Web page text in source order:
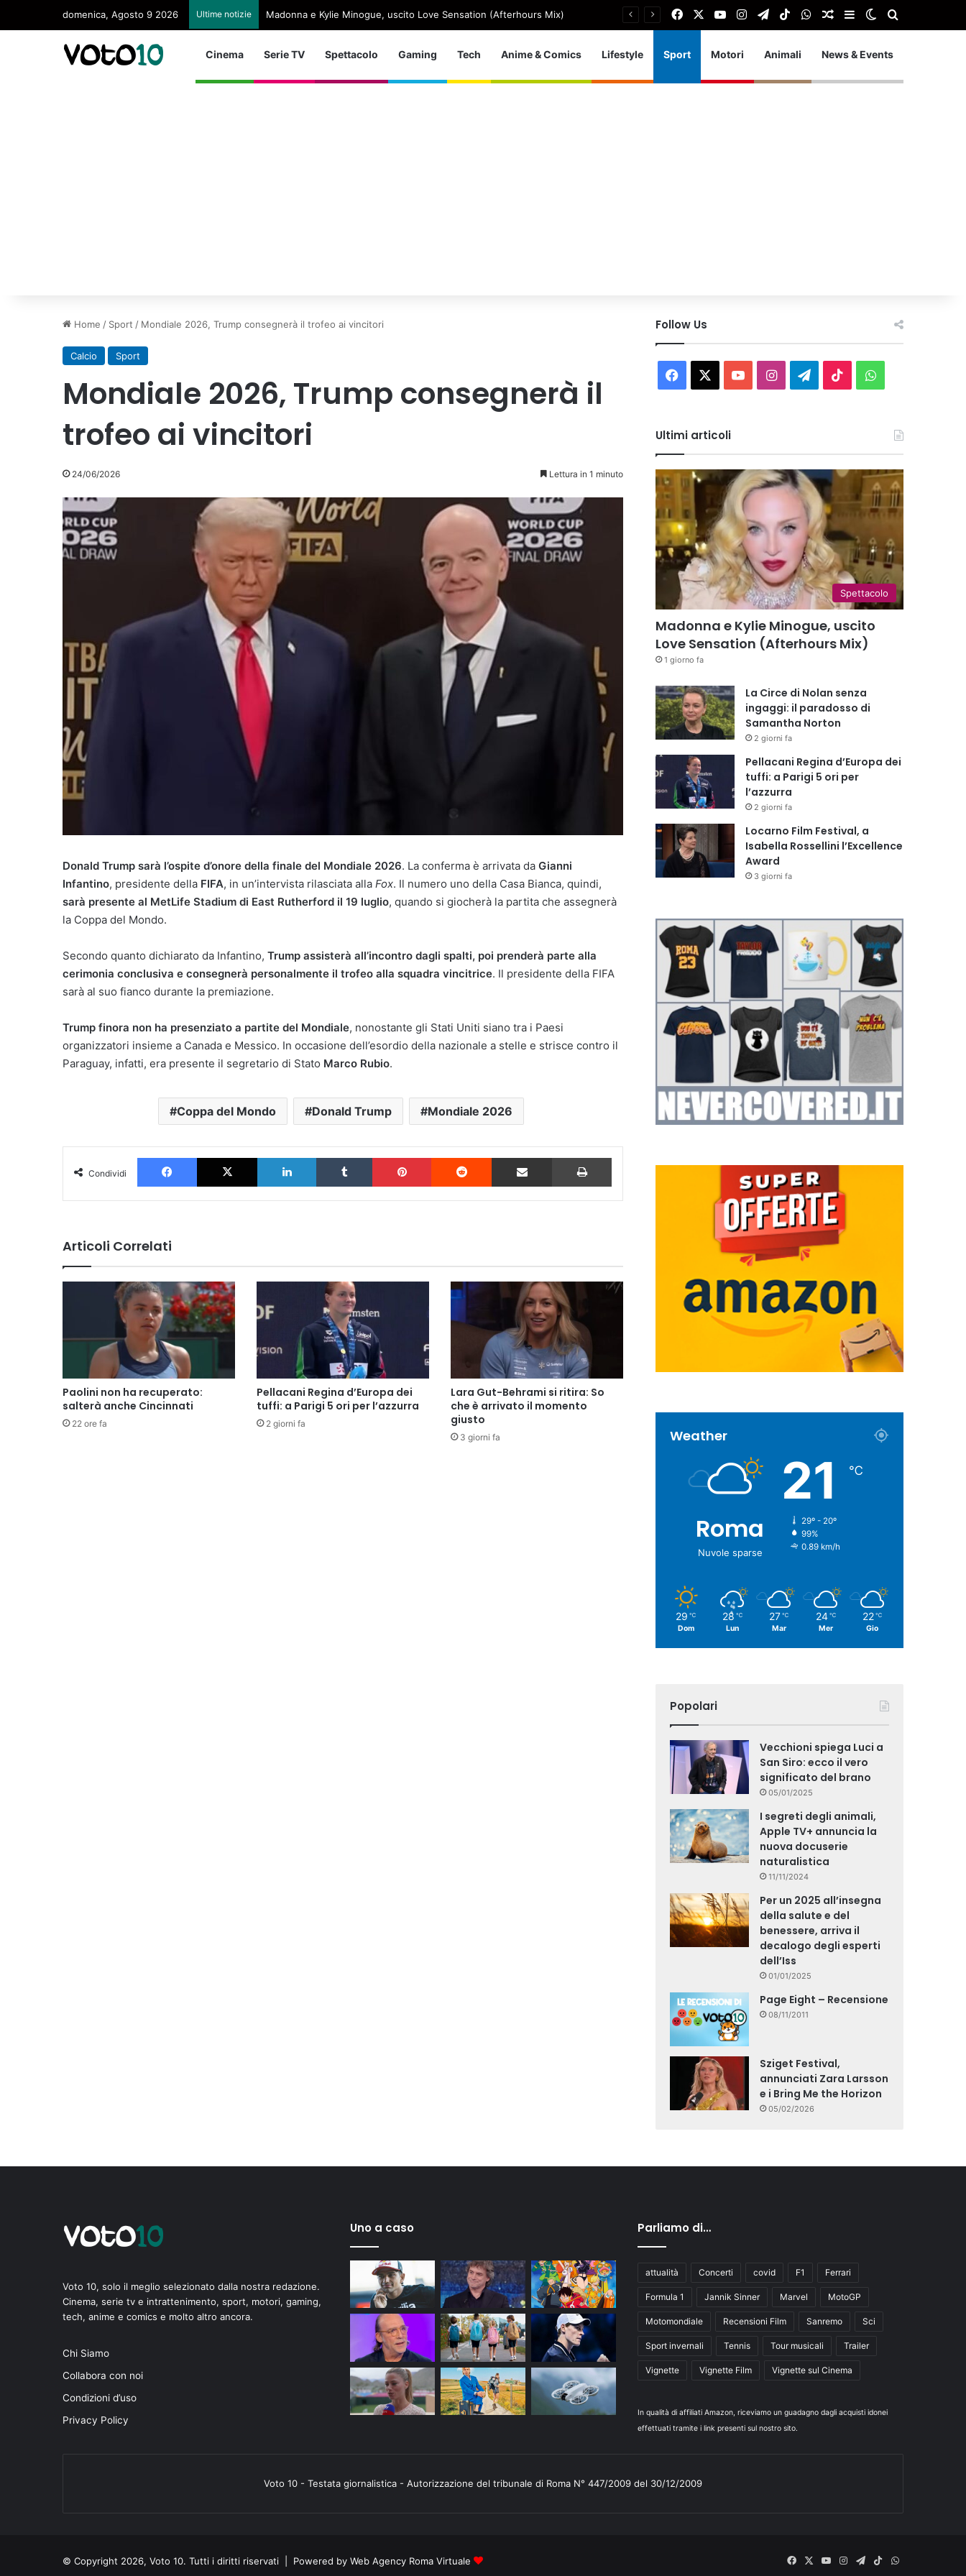
domenica, Agosto 9 2026 Ultime notizie Madonna e Kylie Minogue, uscito Love Sensation (Afterhours Mix) FacebookYou TubeInstagram
TelegramTikTokWhatsApp
Articolo Random
Barra laterale
Cambia aspetto
Cinema Serie TV Spettacolo Gaming Tech Anime & Comics Lifestyle Sport Motori Animali News & Events
Home / Sport / Mondiale 2026, Trump consegnerà il trofeo ai vincitori
Calcio Sport
Mondiale 2026, Trump consegnerà il
trofeo ai vincitori
24/06/2026 Lettura in 1 minuto
Donald Trump sarà l’ospite d’onore della finale del Mondiale 2026. La conferma è arrivata da Gianni
Infantino, presidente della FIFA, in un’intervista rilasciata alla Fox. Il numero uno della Casa Bianca, quindi,
sarà presente al MetLife Stadium di East Rutherford il 19 luglio, quando si giocherà la partita che assegnerà
la Coppa del Mondo.
Secondo quanto dichiarato da Infantino, Trump assisterà all’incontro dagli spalti, poi prenderà parte alla
cerimonia conclusiva e consegnerà personalmente il trofeo alla squadra vincitrice. Il presidente della FIFA
sarà al suo fianco durante la premiazione.
Trump finora non ha presenziato a partite del Mondiale, nonostante gli Stati Uniti siano tra i Paesi
organizzatori insieme a Canada e Messico. In occasione dell’esordio della nazionale a stelle e strisce contro il
Paraguay, infatti, era presente il segretario di Stato Marco Rubio.
Coppa del Mondo Donald Trump Mondiale 2026
Condividi
Facebook X LinkedIn Tumblr Pinterest Reddit Condividi via Email Stampa
Articoli Correlati
Paolini non ha recuperato:
salterà anche Cincinnati
22 ore fa
Pellacani Regina d’Europa dei
tuffi: a Parigi 5 ori per l’azzurra
2 giorni fa
Lara Gut-Behrami si ritira: So
che è arrivato il momento
giusto
3 giorni fa
Follow Us
Facebook You InstagramTelegram
TikTokWhatsApp
Ultimi articoli
Spettacolo
Madonna e Kylie Minogue, uscito
Love Sensation (Afterhours Mix)
1 giorno fa
La Circe di Nolan senza
ingaggi: il paradosso di
Samantha Norton
2 giorni fa
Pellacani Regina d’Europa dei
tuffi: a Parigi 5 ori per
l’azzurra
2 giorni fa
Locarno Film Festival, a
Isabella Rossellini l’Excellence
Award
3 giorni fa
Weather
Roma
Nuvole sparse
21 ℃
29º - 20º
99%
0.89 km/h
29 ℃
Dom
28 ℃
Lun
27 ℃
Mar
24 ℃
Mer
22 ℃
Gio
Popolari
Vecchioni spiega Luci a
San Siro: ecco il vero
significato del brano
05/01/2025
I segreti degli animali,
Apple TV+ annuncia la
nuova docuserie
naturalistica
11/11/2024
Per un 2025 all’insegna
della salute e del
benessere, arriva il
decalogo degli esperti
dell’Iss
01/01/2025
Page Eight – Recensione
08/11/2011
Sziget Festival,
annunciati Zara Larsson
e i Bring Me the Horizon
05/02/2026
Voto 10, solo il meglio selezionato dalla nostra redazione.
Cinema, serie tv e intrattenimento, sport, motori, gaming,
tech, anime e comics e molto altro ancora.
Chi Siamo
Collabora con noi
Condizioni d’uso
Privacy Policy
Uno a caso Parliamo di…
attualità Concerti covid F1 Ferrari
Formula 1 Jannik Sinner Marvel MotoGP
Motomondiale Recensioni Film Sanremo Sci
Sport invernali Tennis Tour musicali Trailer
Vignette Vignette Film Vignette sul Cinema
In qualità di affiliati Amazon, riceviamo un guadagno dagli acquisti idonei
effettuati tramite i link presenti sul nostro sito.
Voto 10 - Testata giornalistica - Autorizzazione del tribunale di Roma N° 447/2009 del 30/12/2009
© Copyright 2026, Voto 10. Tutti i diritti riservati | Powered by Web Agency Roma Virtuale Facebook
X
YouInstagram
Telegram
TikTokWhatsApp